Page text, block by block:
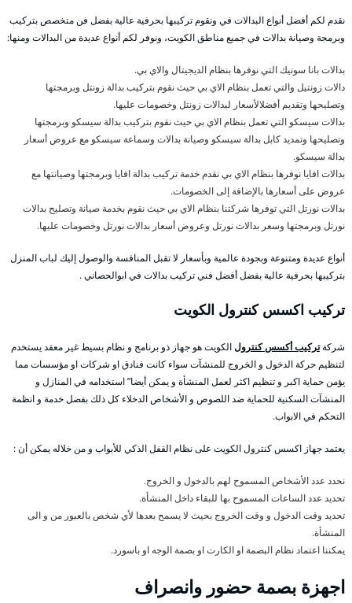
نقدم لكم أفضل أنواع البدالات في ونقوم تركيبها بحرفية عالية بفضل فن متخصص بتركيب
وبرمجة وصيانة بدالات في جميع مناطق الكويت، ونوفر لكم أنواع عديدة من البدالات ومنها:
بدالات بانا سونيك التي نوفرها بنظام الديجيتال والاي بي.
دالات زونتيل والتي تعمل بنظام الاي بي حيث نقوم بتركيب بدالة زونتل وبرمجتها
وتصليحها وتقديم أفضلالأسعار لبدالات زونتل وخصومات عليها.
بدالات سيسكو التي تعمل بنظام الاي بي حيث نقوم بتركيب بدالة سيسكو وبرمجتها
وتصليحها وتمديد كابل بدالة سيسكو وصيانة بدالات وسماعة سيسكو مع عروض أسعار
بدالة سيسكو.
بدالات افايا نوفرها بنظام الاي بي نقدم خدمة تركيب بدالة افايا وبرمجتها وصيانتها مع
عروض على أسعارها بالإضافة إلى الخصومات.
بدالات نورتل التي توفرها شركتنا بنظام الاي بي حيث نقوم بخدمة صيانة وتصليح بدالات
نورتل وبرمجتها وسعر بدالات نورتل وعروض أسعار بدالات نورتل وخصومات عليها.
أنواع عديدة ومتنوعة وبجودة عالمية وبأسعار لا تقبل المنافسة والوصول إليك لباب المنزل
بتركيبها بحرفية عالية بفضل أفضل فني تركيب بدالات في ابوالحصاني .
تركيب اكسس كنترول الكويت
شركةتركيب أكسس كنترولالكويت هو جهاز ذو برنامج و نظام بسيط غير معقد يستخدم
لتنظيم حركة الدخول و الخروج للمنشآت سواء كانت فنادق او شركات او مؤسسات مما
يؤمن حماية اكبر و تنظيم اكثر لعمل المنشأة و يمكن أيضا” استخدامه في المنازل و
المنشآت السكنية للحماية ضد اللصوص و الأشخاص الدخلاء كل ذلك بفضل خدمة و انظمة
التحكم في الابواب.
يعتمد جهاز اكسس كنترول الكويت على نظام القفل الذكي للأبواب و من خلاله يمكن أن :
نحدد عدد الأشخاص المسموح لهم بالدخول و الخروج.
تحديد عدد الساعات المسموح بها للبقاء داخل المنشأة.
تحديد وقت الدخول و وقت الخروج بحيث لا يسمح بعدها لأي شخص بالعبور من و الى
المنشأة.
يمكننا اعتماد نظام البصمة او الكارت او بصمة الوجه او باسورد.
اجهزة بصمة حضور وانصراف